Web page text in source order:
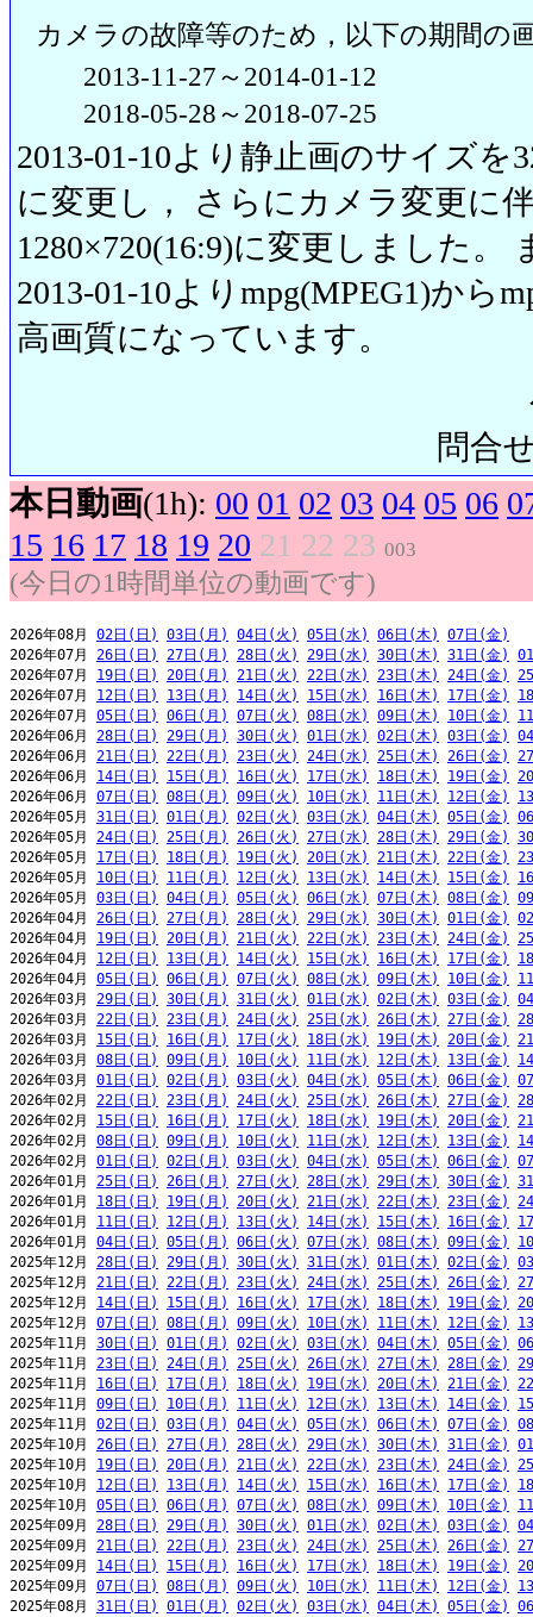
カメラの故障等のため，以下の期間の
2013-11-27～2014-01-12
2018-05-28～2018-07-25
2013-01-10より静止画のサイズを
に変更し， さらにカメラ変更に
1280×720(16:9)に変更しました。
2013-01-10よりmpg(MPEG1)から
高画質になっています。
問合
本日動画(1h): 00 01 02 03 04 05 06
15 16 17 18 19 20 21 22 23 003
(今日の1時間単位の動画です)
2026年08月 02日(日) 03日(月) 04日(火) 05日(水) 06日(木)
07日(金)
2026年07月 26日(日) 27日(月) 28日(火) 29日(水) 30日(木) 31日(金)
2026年07月 19日(日) 20日(月) 21日(火) 22日(水) 23日(木) 24日(金)
2026年07月 12日(日) 13日(月) 14日(火) 15日(水) 16日(木) 17日(金)
2026年07月 05日(日) 06日(月) 07日(火) 08日(水) 09日(木) 10日(金)
2026年06月 28日(日) 29日(月) 30日(火) 01日(水) 02日(木) 03日(金)
2026年06月 21日(日) 22日(月) 23日(火) 24日(水) 25日(木) 26日(金)
2026年06月 14日(日) 15日(月) 16日(火) 17日(水) 18日(木) 19日(金)
2026年06月 07日(日) 08日(月) 09日(火) 10日(水) 11日(木) 12日(金)
2026年05月 31日(日) 01日(月) 02日(火) 03日(水) 04日(木) 05日(金)
2026年05月 24日(日) 25日(月) 26日(火) 27日(水) 28日(木) 29日(金)
2026年05月 17日(日) 18日(月) 19日(火) 20日(水) 21日(木) 22日(金)
2026年05月 10日(日) 11日(月) 12日(火) 13日(水) 14日(木) 15日(金)
2026年05月 03日(日) 04日(月) 05日(火) 06日(水) 07日(木) 08日(金)
2026年04月 26日(日) 27日(月) 28日(火) 29日(水) 30日(木) 01日(金)
2026年04月 19日(日) 20日(月) 21日(火) 22日(水) 23日(木) 24日(金)
2026年04月 12日(日) 13日(月) 14日(火) 15日(水) 16日(木) 17日(金)
2026年04月 05日(日) 06日(月) 07日(火) 08日(水) 09日(木) 10日(金)
2026年03月 29日(日) 30日(月) 31日(火) 01日(水) 02日(木) 03日(金)
2026年03月 22日(日) 23日(月) 24日(火) 25日(水) 26日(木) 27日(金)
2026年03月 15日(日) 16日(月) 17日(火) 18日(水) 19日(木) 20日(金)
2026年03月 08日(日) 09日(月) 10日(火) 11日(水) 12日(木) 13日(金)
2026年03月 01日(日) 02日(月) 03日(火) 04日(水) 05日(木) 06日(金)
2026年02月 22日(日) 23日(月) 24日(火) 25日(水) 26日(木) 27日(金)
2026年02月 15日(日) 16日(月) 17日(火) 18日(水) 19日(木) 20日(金)
2026年02月 08日(日) 09日(月) 10日(火) 11日(水) 12日(木) 13日(金)
2026年02月 01日(日) 02日(月) 03日(火) 04日(水) 05日(木) 06日(金)
2026年01月 25日(日) 26日(月) 27日(火) 28日(水) 29日(木) 30日(金)
2026年01月 18日(日) 19日(月) 20日(火) 21日(水) 22日(木) 23日(金)
2026年01月 11日(日) 12日(月) 13日(火) 14日(水) 15日(木) 16日(金)
2026年01月 04日(日) 05日(月) 06日(火) 07日(水) 08日(木) 09日(金)
2025年12月 28日(日) 29日(月) 30日(火) 31日(水) 01日(木) 02日(金)
2025年12月 21日(日) 22日(月) 23日(火) 24日(水) 25日(木) 26日(金)
2025年12月 14日(日) 15日(月) 16日(火) 17日(水) 18日(木) 19日(金)
2025年12月 07日(日) 08日(月) 09日(火) 10日(水) 11日(木) 12日(金)
2025年11月 30日(日) 01日(月) 02日(火) 03日(水) 04日(木) 05日(金)
2025年11月 23日(日) 24日(月) 25日(火) 26日(水) 27日(木) 28日(金)
2025年11月 16日(日) 17日(月) 18日(火) 19日(水) 20日(木) 21日(金)
2025年11月 09日(日) 10日(月) 11日(火) 12日(水) 13日(木) 14日(金)
2025年11月 02日(日) 03日(月) 04日(火) 05日(水) 06日(木) 07日(金)
2025年10月 26日(日) 27日(月) 28日(火) 29日(水) 30日(木) 31日(金)
2025年10月 19日(日) 20日(月) 21日(火) 22日(水) 23日(木) 24日(金)
2025年10月 12日(日) 13日(月) 14日(火) 15日(水) 16日(木) 17日(金)
2025年10月 05日(日) 06日(月) 07日(火) 08日(水) 09日(木) 10日(金)
2025年09月 28日(日) 29日(月) 30日(火) 01日(水) 02日(木) 03日(金)
2025年09月 21日(日) 22日(月) 23日(火) 24日(水) 25日(木) 26日(金)
2025年09月 14日(日) 15日(月) 16日(火) 17日(水) 18日(木) 19日(金)
2025年09月 07日(日) 08日(月) 09日(火) 10日(水) 11日(木) 12日(金)
2025年08月 31日(日) 01日(月) 02日(火) 03日(水) 04日(木) 05日(金)